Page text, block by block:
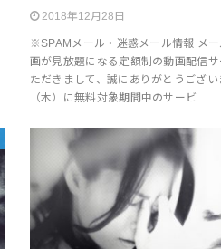
2018年12月28日
※SPAMメール・迷惑メール情報 メ
画が見放題になる定額制の動画配信
ただきまして、誠にありがとうござ
（木）に無料対象期間中のサービ…